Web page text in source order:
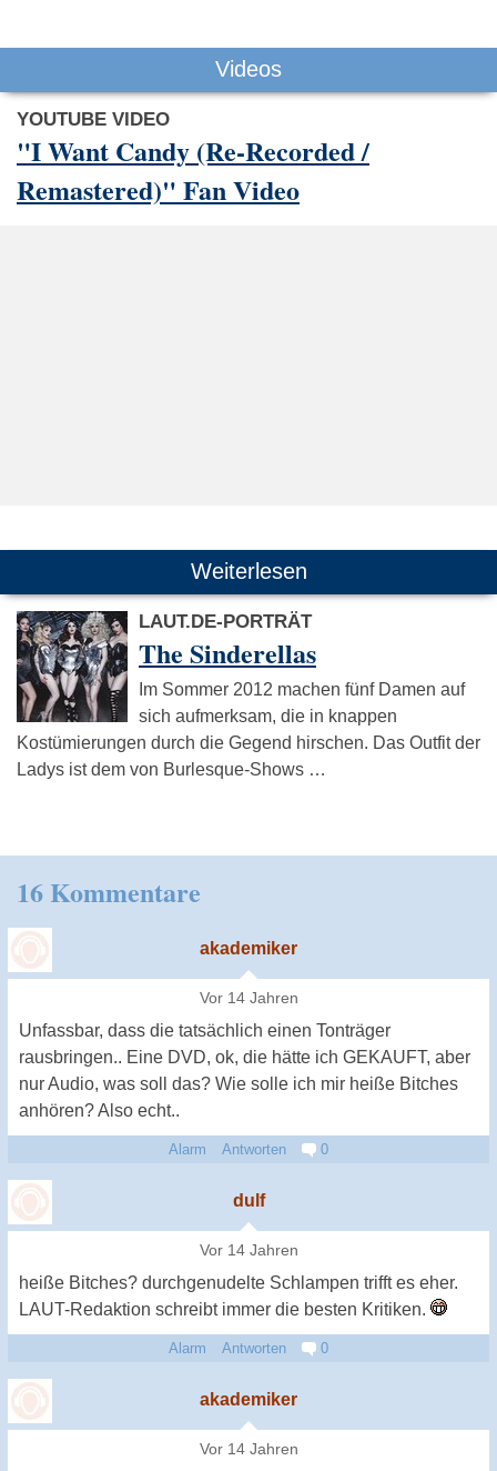
Videos
YOUTUBE VIDEO
"I Want Candy (Re-Recorded /
Remastered)" Fan Video
Weiterlesen
LAUT.DE-PORTRÄT
The Sinderellas
Im Sommer 2012 machen fünf Damen auf
sich aufmerksam, die in knappen
Kostümierungen durch die Gegend hirschen. Das Outfit der
Ladys ist dem von Burlesque-Shows …
16 Kommentare
akademiker
Vor 14 Jahren
Unfassbar, dass die tatsächlich einen Tonträger
rausbringen.. Eine DVD, ok, die hätte ich GEKAUFT, aber
nur Audio, was soll das? Wie solle ich mir heiße Bitches
anhören? Also echt..
Alarm Antworten 0
dulf
Vor 14 Jahren
heiße Bitches? durchgenudelte Schlampen trifft es eher.
LAUT-Redaktion schreibt immer die besten Kritiken.
Alarm Antworten 0
akademiker
Vor 14 Jahren